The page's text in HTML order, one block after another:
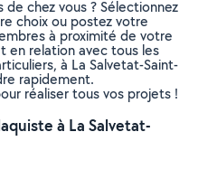
chez vous ? Sélectionnez
choix ou postez votre
à proximité de votre
en relation avec tous les
à La Salvetat-Saint-
rapidement.
réaliser tous vos projets !
à La Salvetat-